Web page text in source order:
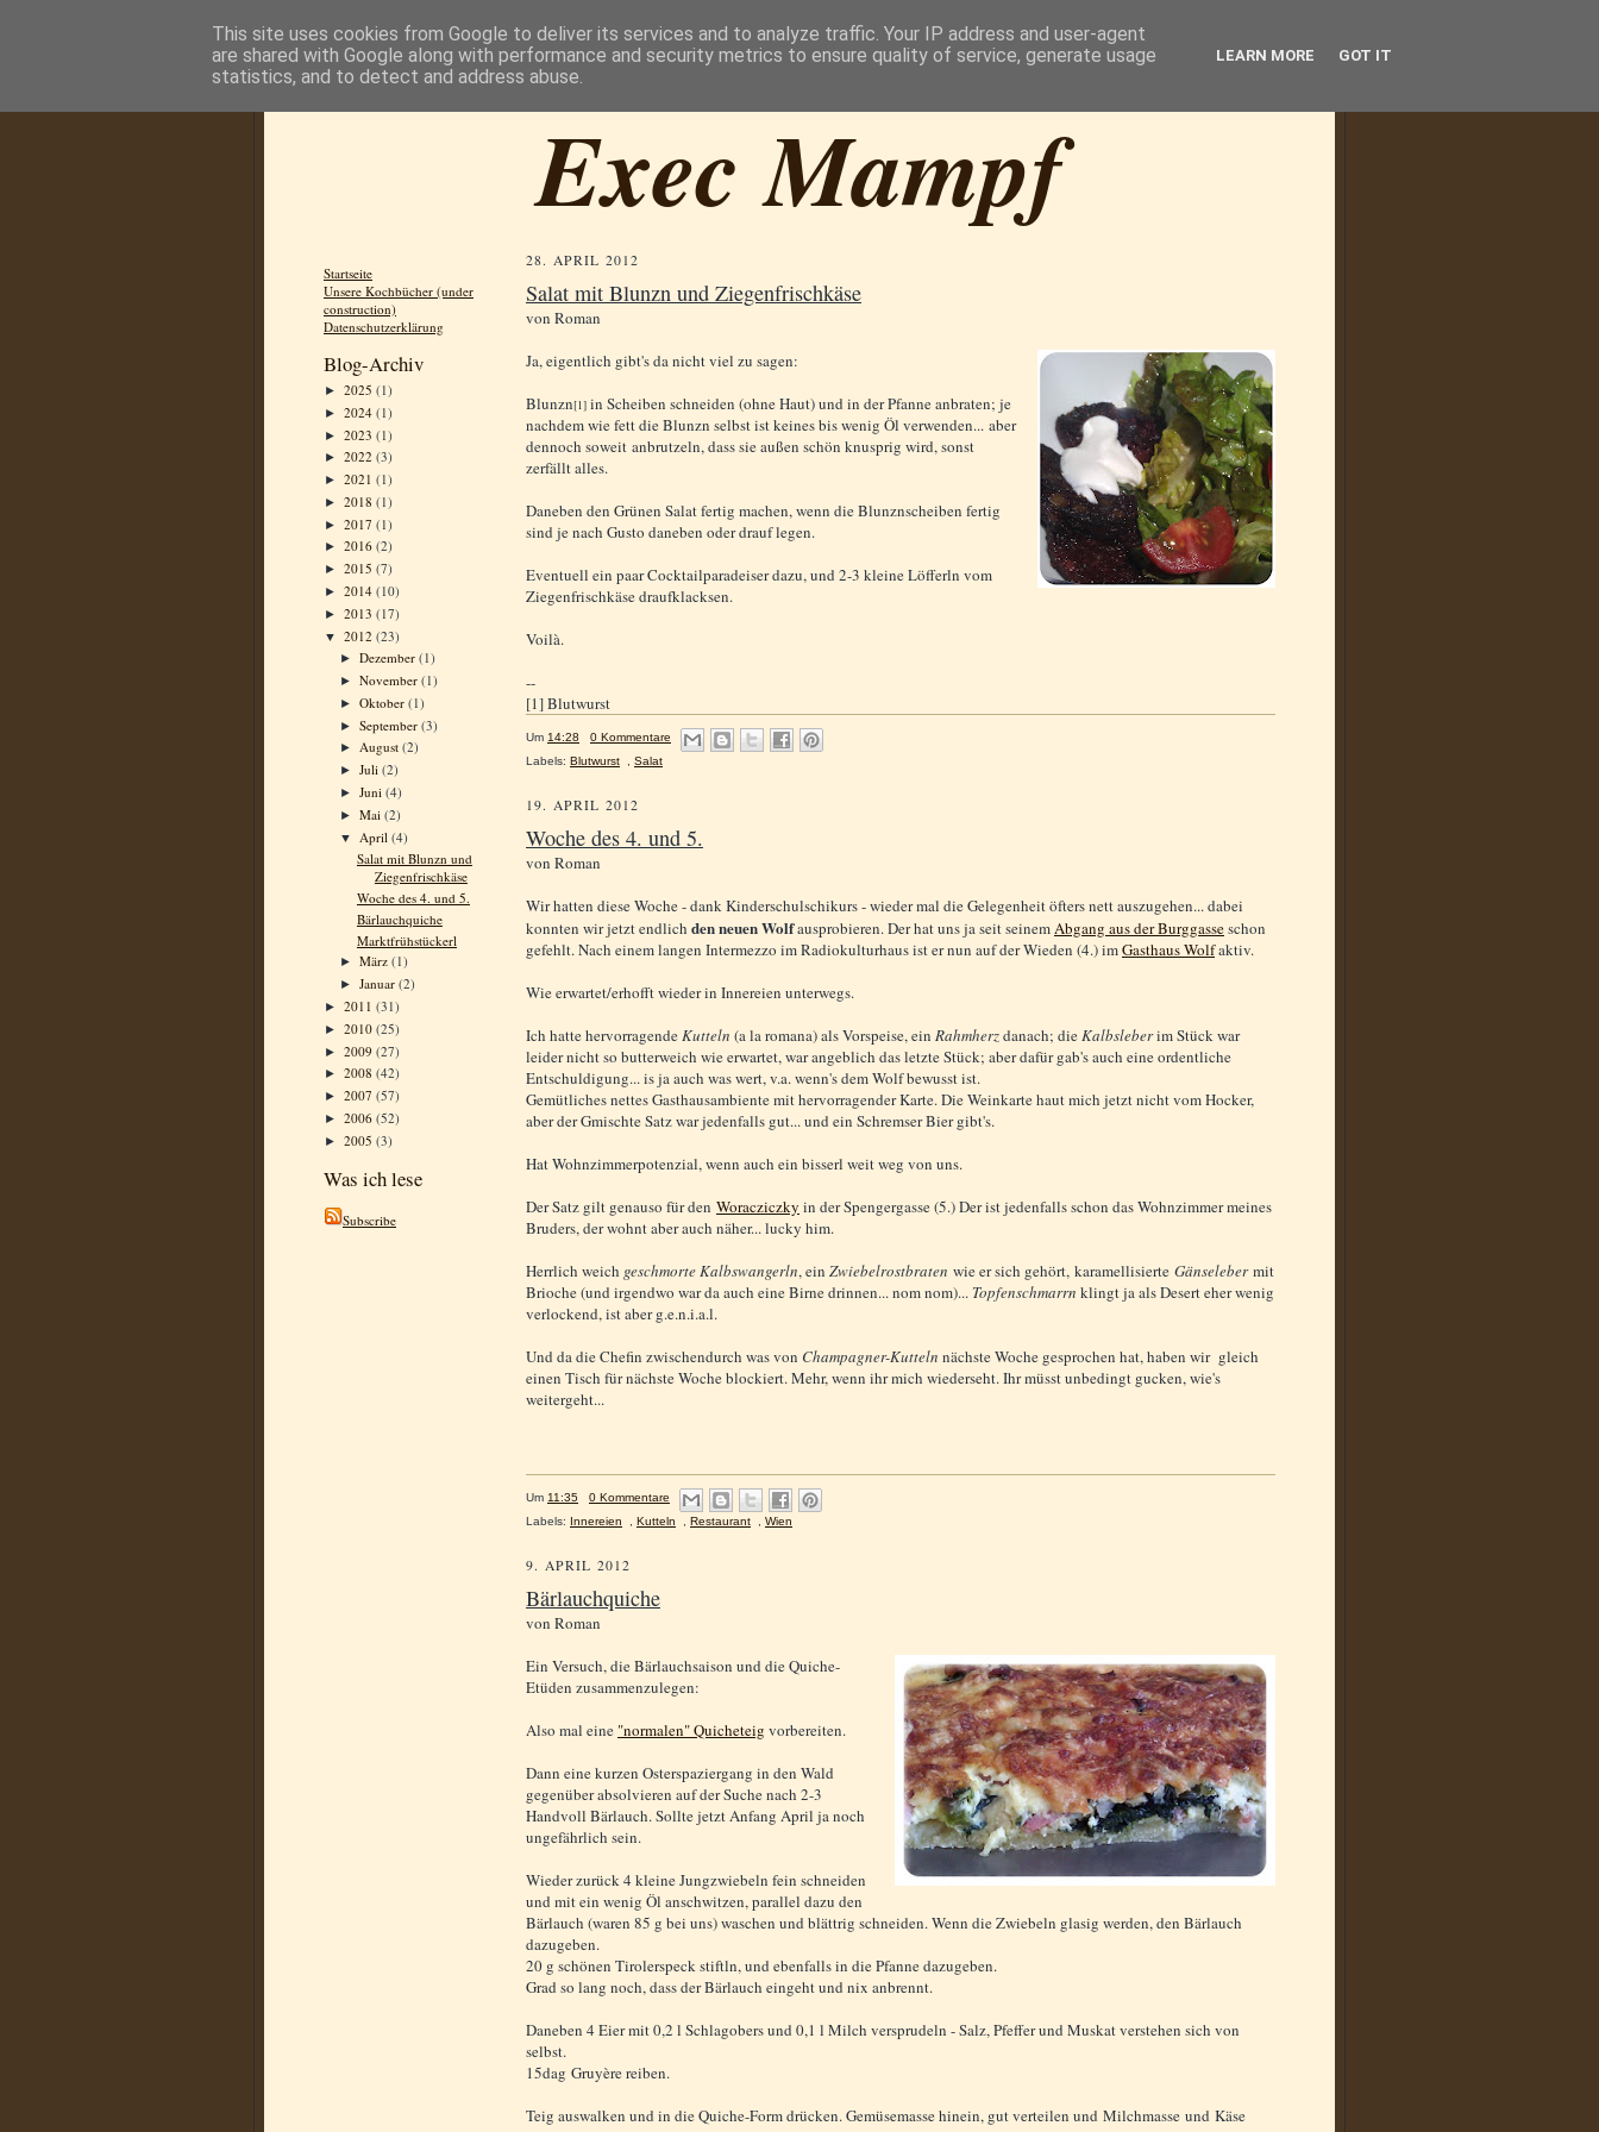
Exec Mampf
Startseite
Unsere Kochbücher (under
construction)
Datenschutzerklärung
Blog-Archiv
► 2025 (1)
► 2024 (1)
► 2023 (1)
► 2022 (3)
► 2021 (1)
► 2018 (1)
► 2017 (1)
► 2016 (2)
► 2015 (7)
► 2014 (10)
► 2013 (17)
▼ 2012 (23)
►Dezember(1)
►November(1)
►Oktober(1)
►September(3)
►August(2)
►Juli(2)
►Juni(4)
►Mai(2)
▼ April(4)
Salat mit Blunzn und
Ziegenfrischkäse
Woche des 4. und 5.
Bärlauchquiche
Marktfrühstückerl
►März(1)
►Januar(2)
► 2011 (31)
► 2010 (25)
► 2009 (27)
► 2008 (42)
► 2007 (57)
► 2006 (52)
► 2005 (3)
Was ich lese
Subscribe
28. APRIL 2012
Salat mit Blunzn und Ziegenfrischkäse
von Roman
Ja, eigentlich gibt's da nicht viel zu sagen:
Blunzn[1] in Scheiben schneiden (ohne Haut) und in der Pfanne anbraten; je
nachdem wie fett die Blunzn selbst ist keines bis wenig Öl verwenden... aber
dennoch soweit anbrutzeln, dass sie außen schön knusprig wird, sonst
zerfällt alles.
Daneben den Grünen Salat fertig machen, wenn die Blunznscheiben fertig
sind je nach Gusto daneben oder drauf legen.
Eventuell ein paar Cocktailparadeiser dazu, und 2-3 kleine Löfferln vom
Ziegenfrischkäse draufklacksen.
Voilà.
--
[1] Blutwurst
Um 14:28
0 Kommentare
Labels: Blutwurst Salat
19. APRIL 2012
Woche des 4. und 5.
von Roman
Wir hatten diese Woche - dank Kinderschulschikurs - wieder mal die Gelegenheit öfters nett auszugehen... dabei
konnten wir jetzt endlich den neuen Wolfausprobieren. Der hat uns ja seit seinemAbgang aus der Burggasseschon
gefehlt. Nach einem langen Intermezzo im Radiokulturhaus ist er nun auf der Wieden (4.) imGasthaus Wolfaktiv.
Wie erwartet/erhofft wieder in Innereien unterwegs.
Ich hatte hervorragendeKutteln (a la romana) als Vorspeise, ein Rahmherzdanach; dieKalbsleberim Stück war
leider nicht so butterweich wie erwartet, war angeblich das letzte Stück; aber dafür gab's auch eine ordentliche
Entschuldigung... is ja auch was wert, v.a. wenn's dem Wolf bewusst ist.
Gemütliches nettes Gasthausambiente mit hervorragender Karte. Die Weinkarte haut mich jetzt nicht vom Hocker,
aber der Gmischte Satz war jedenfalls gut... und ein Schremser Bier gibt's.
Hat Wohnzimmerpotenzial, wenn auch ein bisserl weit weg von uns.
Der Satz gilt genauso für den Woracziczky in der Spengergasse (5.) Der ist jedenfalls schon das Wohnzimmer meines
Bruders, der wohnt aber auch näher... lucky him.
Herrlich weich geschmorte Kalbswangerln, ein Zwiebelrostbraten wie er sich gehört, karamellisierte Gänselebermit
Brioche (und irgendwo war da auch eine Birne drinnen... nom nom)... Topfenschmarrn klingt ja als Desert eher wenig
verlockend, ist aber g.e.n.i.a.l.
Und da die Chefin zwischendurch was von Champagner-Kutteln nächste Woche gesprochen hat, haben wir gleich
einen Tisch für nächste Woche blockiert. Mehr, wenn ihr mich wiederseht. Ihr müsst unbedingt gucken, wie's
weitergeht...
Um 11:35
0 Kommentare
Labels: Innereien Kutteln Restaurant Wien
9. APRIL 2012
Bärlauchquiche
von Roman
Ein Versuch, die Bärlauchsaison und die Quiche-
Etüden zusammenzulegen:
Also mal eine "normalen" Quicheteig vorbereiten.
Dann eine kurzen Osterspaziergang in den Wald
gegenüber absolvieren auf der Suche nach 2-3
Handvoll Bärlauch. Sollte jetzt Anfang April ja noch
ungefährlich sein.
Wieder zurück 4 kleine Jungzwiebeln fein schneiden
und mit ein wenig Öl anschwitzen, parallel dazu den
Bärlauch (waren 85 g bei uns) waschen und blättrig schneiden. Wenn die Zwiebeln glasig werden, den Bärlauch
dazugeben.
20 g schönen Tirolerspeck stiftln, und ebenfalls in die Pfanne dazugeben.
Grad so lang noch, dass der Bärlauch eingeht und nix anbrennt.
Daneben 4 Eier mit 0,2 l Schlagobers und 0,1 l Milch versprudeln - Salz, Pfeffer und Muskat verstehen sich von
selbst.
15dag Gruyère reiben.
Teig auswalken und in die Quiche-Form drücken. Gemüsemasse hinein, gut verteilen und Milchmasse und Käse
This site uses cookies from Google to deliver its services and to analyze traffic. Your IP address and user-agent
are shared with Google along with performance and security metrics to ensure quality of service, generate usage
statistics, and to detect and address abuse.
LEARN MORE GOT IT